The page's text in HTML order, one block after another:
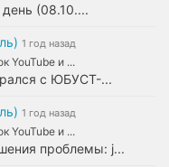
(08.10....
1 год назад
YouTube и ...
с ЮБУСТ-...
1 год назад
YouTube и ...
проблемы: j...